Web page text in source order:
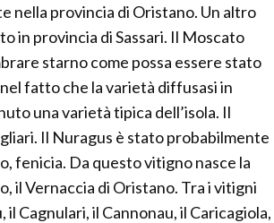
nella provincia di Oristano. Un altro
in provincia di Sassari. Il Moscato
starno come possa essere stato
fatto che la varietà diffusasi in
una varietà tipica dell’isola. Il
Il Nuragus è stato probabilmente
fenicia. Da questo vitigno nasce la
il Vernaccia di Oristano. Tra i vitigni
Cagnulari, il Cannonau, il Caricagiola,